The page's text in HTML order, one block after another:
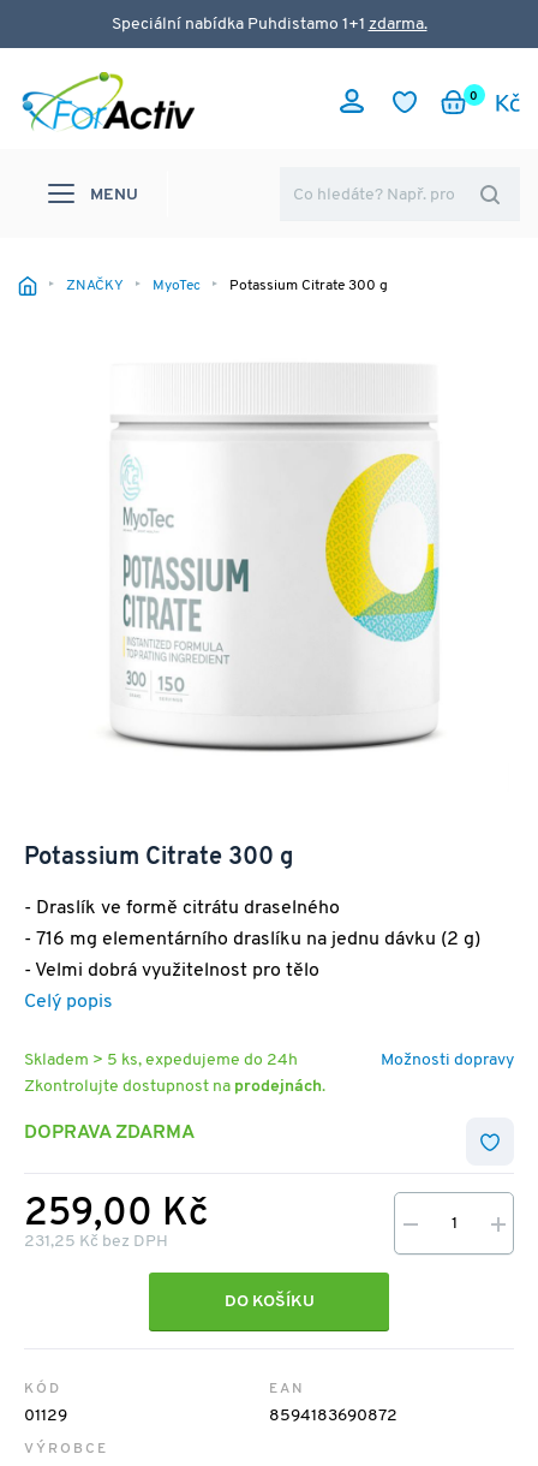
Speciální nabídka Puhdistamo 1+1 zdarma.
0
MENU
ZNAČKY MyoTec Potassium Citrate 300 g
Potassium Citrate 300 g
- Draslík ve formě citrátu draselného
- 716 mg elementárního draslíku na jednu dávku (2 g)
- Velmi dobrá využitelnost pro tělo
Celý popis
Možnosti dopravy
Skladem > 5 ks, expedujeme do 24h
Zkontrolujte dostupnost na prodejnách.
DOPRAVA ZDARMA
259,00 Kč
231,25 Kč bez DPH
DO KOŠÍKU
KÓD
01129
EAN
8594183690872
VÝROBCE